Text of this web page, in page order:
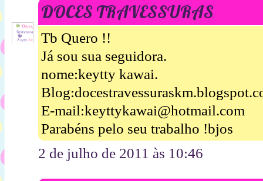
DOCES TRAVESSURAS
Tb Quero !!
Já sou sua seguidora.
nome:keytty kawai.
E-mail:keyttykawai@hotmail.com
Parabéns pelo seu trabalho !bjos
2 de julho de 2011 às 10:46